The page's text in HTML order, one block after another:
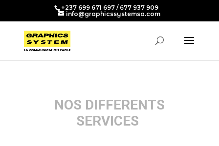
+237 699 671 697 / 677 937 909
info@graphicssystemsa.com
NOS DIFFERENTS
SERVICES